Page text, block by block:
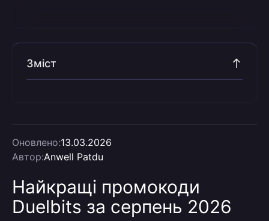
Оновлено:13.03.2026
Автор:Anwell Patdu
Найкращі промокоди
Duelbits за серпень 2026
Зміст